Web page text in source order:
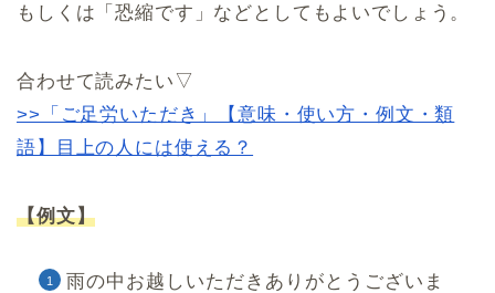
もしくは「恐縮です」などとしてもよいでしょう。
合わせて読みたい▽
>>「ご足労いただき」【意味・使い方・例文・類
語】目上の人には使える？
【例文】
雨の中お越しいただきありがとうございま